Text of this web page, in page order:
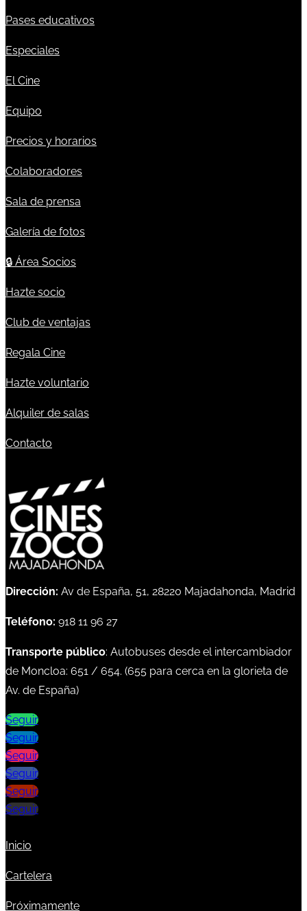
Pases educativos
Especiales
El Cine
Equipo
Precios y horarios
Colaboradores
Sala de prensa
Galería de fotos
🔒 Área Socios
Hazte socio
Club de ventajas
Regala Cine
Hazte voluntario
Alquiler de salas
Contacto
Dirección: Av de España, 51, 28220 Majadahonda, Madrid
Teléfono: 918 11 96 27
Transporte público: Autobuses desde el intercambiador
de Moncloa: 651 / 654. (655 para cerca en la glorieta de
Av. de España)
Seguir
Seguir
Seguir
Seguir
Seguir
Seguir
Inicio
Cartelera
Próximamente